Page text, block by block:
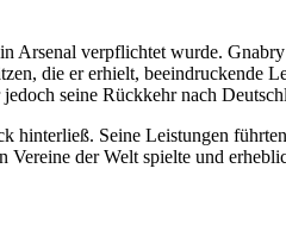
Arsenal verpflichtet wurde.
die er erhielt, beeindruckende
seine Rückkehr nach
Seine Leistungen
der Welt spielte und